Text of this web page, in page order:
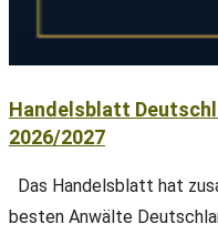
Handelsblatt
2026/2027
Das Handelsblatt hat
besten Anwälte